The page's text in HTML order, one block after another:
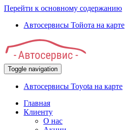
Перейти к основному содержанию
Автосервисы Тойота на карте
Toggle navigation
Автосервисы Toyota на карте
Главная
Клиенту
О нас